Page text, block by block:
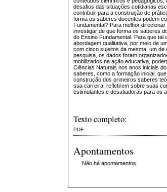
desafios das situações cotidianas
contribuir para a construção de
forma os saberes docentes podem
Fundamental? Para melhor
investigar de que forma os saberes
do Ensino Fundamental. Para que
abordagem qualitativa, por meio de
com cinco sujeitos da mesma, um
pesquisa, os dados foram
mobilizados na ação educativa,
Ciências Naturais nos anos iniciais
saberes, como a formação inicial,
construção dos primeiros saberes
sua carreira, refletirem sobre suas
estimulantes e desafiadoras para os
Texto completo:
PDF
Apontamentos
Não há apontamentos.